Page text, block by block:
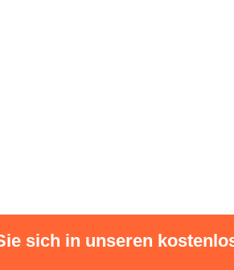
sich in unseren